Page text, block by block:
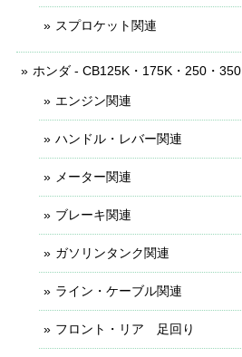
スプロケット関連
ホンダ - CB125K・175K・250・350
エンジン関連
ハンドル・レバー関連
メーター関連
ブレーキ関連
ガソリンタンク関連
ライン・ケーブル関連
フロント・リア 足回り